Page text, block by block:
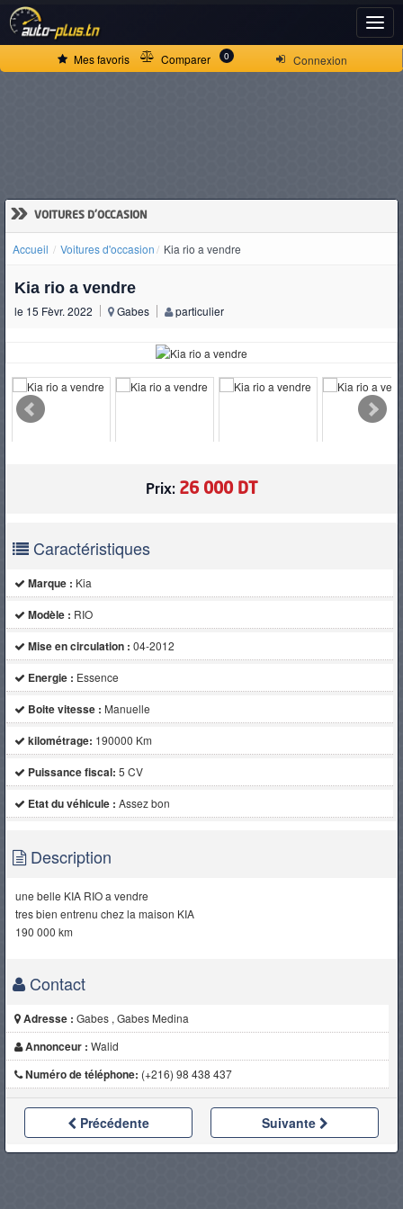
Connexion
Mes favoris Comparer 0
» VOITURES D'OCCASION
Accueil Voitures d'occasion Kia rio a vendre
Kia rio a vendre
le 15 Fèvr. 2022 Gabes particulier
Prix: 26 000 DT
Caractéristiques
Marque : Kia
Modèle : RIO
Mise en circulation : 04-2012
Energie : Essence
Boite vitesse : Manuelle
kilométrage: 190000 Km
Puissance fiscal: 5 CV
Etat du véhicule : Assez bon
Description
une belle KIA RIO a vendre
tres bien entrenu chez la maison KIA
190 000 km
Contact
Adresse : Gabes , Gabes Medina
Annonceur : Walid
Numéro de téléphone: (+216) 98 438 437
Précédente Suivante
ACCUEIL
D'OCCASION